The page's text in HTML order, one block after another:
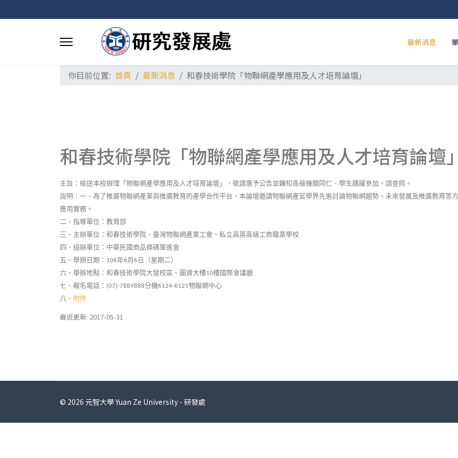
最新消息
你目前位置: 首頁 最新消息 和春技術學院「物聯網產學應用及人才培育論壇」
和春技術學院「物聯網產學應用及人才培育論壇」
主旨：檢送本校辦理「物聯網產學應用及人才培育論壇」，敬請惠予公告並轉知各級機關同仁、學生踴躍參加，請查照。
說明：一、為了推廣物聯網產業與推廣教育的產學合作平台，本論壇邀請物聯網產官學界先進討論物聯網趨勢、未來發展及推廣教育等
應用實務。
二、指導單位：教育部
三、主辦單位：和春技術學院、臺灣物聯網產業工會、私立高英高級工商職業學校
四、協辦單位：中華民國商品條碼策進會
五、舉辦日期： 106年6月6 日（星期二）
六、舉辦地點：和春技術學院大發校區、圖資大樓10樓國際會議廳
七、報名電話： (07)-7889888分機6124-6125物聯網中心
八、 附件
最近更新: 2017-05-31
© 2026 元智大學 Yuan Ze University - 研發處